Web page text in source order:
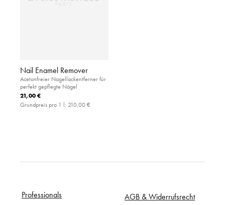
Nail Enamel Remover
Acetonfreier Nagellackentferner für
perfekt gepflegte Nägel
21,00 €
Grundpreis pro 1 l: 210,00 €
Professionals
AGB & Widerrufsrecht